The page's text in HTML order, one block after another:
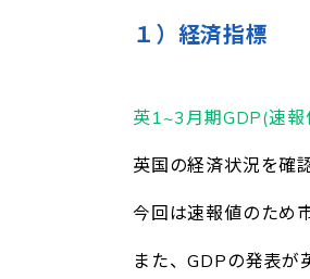
１）経済指標
英1~3月期GDP(速報
英国の経済状況を確
今回は速報値のため
また、GDPの発表